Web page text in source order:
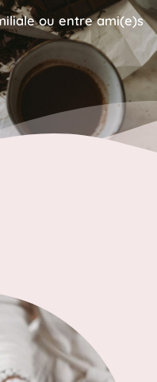
ou entre ami(e)s